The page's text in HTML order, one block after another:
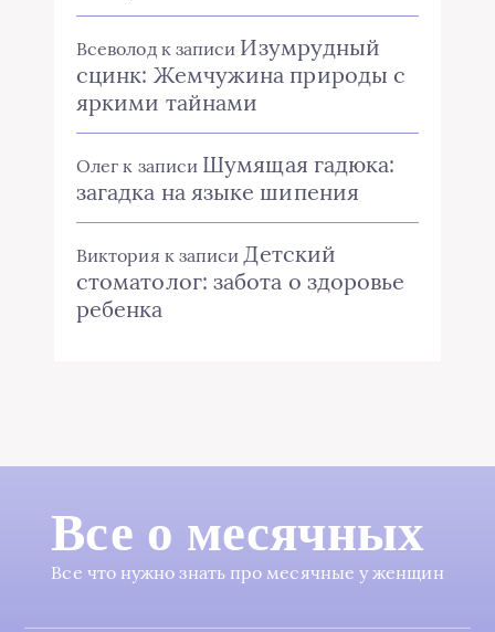
Всеволодк записи Изумрудный
сцинк: Жемчужина природы с
яркими тайнами
Олег к записи Шумящая гадюка:
загадка на языке шипения
Виктория к записи Детский
стоматолог: забота о здоровье
ребенка
Все о месячных
Все что нужно знать про месячные у женщин